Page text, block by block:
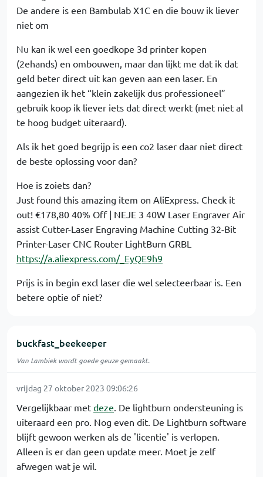
De andere is een Bambulab X1C en die bouw ik liever
niet om
Nu kan ik wel een goedkope 3d printer kopen
(2ehands) en ombouwen, maar dan lijkt me dat ik dat
geld beter direct uit kan geven aan een laser. En
aangezien ik het “klein zakelijk dus professioneel”
gebruik koop ik liever iets dat direct werkt (met niet al
te hoog budget uiteraard).
Als ik het goed begrijp is een co2 laser daar niet direct
de beste oplossing voor dan?
Hoe is zoiets dan?
Just found this amazing item on AliExpress. Check it
out! €178,80 40% Off | NEJE 3 40W Laser Engraver Air
assist Cutter-Laser Engraving Machine Cutting 32-Bit
Printer-Laser CNC Router LightBurn GRBL
https://a.aliexpress.com/_EyQE9h9
Prijs is in begin excl laser die wel selecteerbaar is. Een
betere optie of niet?
buckfast_beekeeper
Van Lambiek wordt goede geuze gemaakt.
vrijdag 27 oktober 2023 09:06:26
Vergelijkbaar met deze. De lightburn ondersteuning is
uiteraard een pro. Nog even dit. De Lightburn software
blijft gewoon werken als de 'licentie' is verlopen.
Alleen is er dan geen update meer. Moet je zelf
afwegen wat je wil.